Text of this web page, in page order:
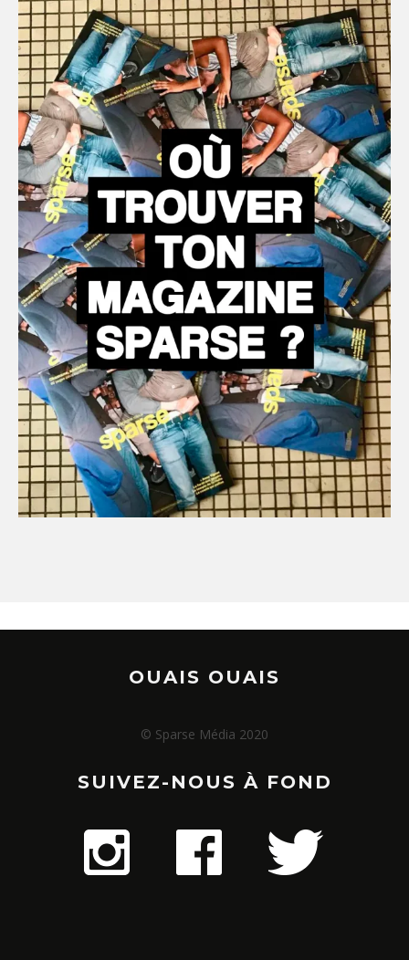
OUAIS OUAIS
© Sparse Média 2020
SUIVEZ-NOUS À FOND